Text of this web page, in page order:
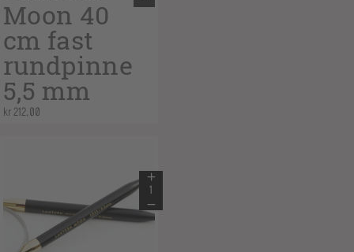
Moon 40
cm fast
rundpinne
5,5 mm
kr 212,00